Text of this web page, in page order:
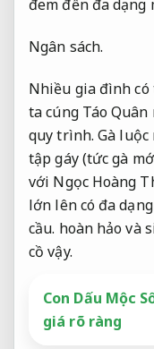
đem đến đa dạng
Ngân sách.
Nhiều gia đình có
ta cúng Táo
quy trình. Gà
tập gáy (tức gà
với Ngọc Hoàng
lớn lên có đa
cầu. hoàn hảo và
cồ vậy.
Con Dấu Mộc
giá rõ ràng